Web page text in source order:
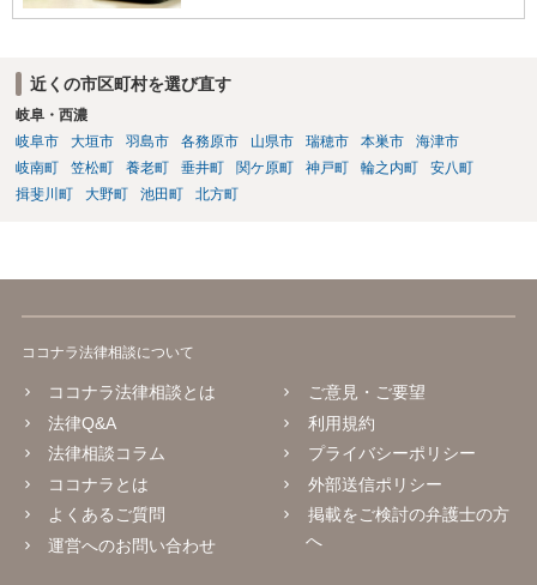
近くの市区町村を選び直す
岐阜・西濃
岐阜市
大垣市 羽島市 各務原市 山県市 瑞穂市 本巣市
海津市
岐南町
笠松町 養老町 垂井町 関ケ原町 神戸町 輪之内町
安八町
揖斐川町
大野町 池田町 北方町
ココナラ法律相談について
ココナラ法律相談とは
法律Q&A
法律相談コラム
ココナラとは
よくあるご質問
運営へのお問い合わせ
ご意見・ご要望
利用規約
プライバシーポリシー
外部送信ポリシー
掲載をご検討の弁護士の方
へ